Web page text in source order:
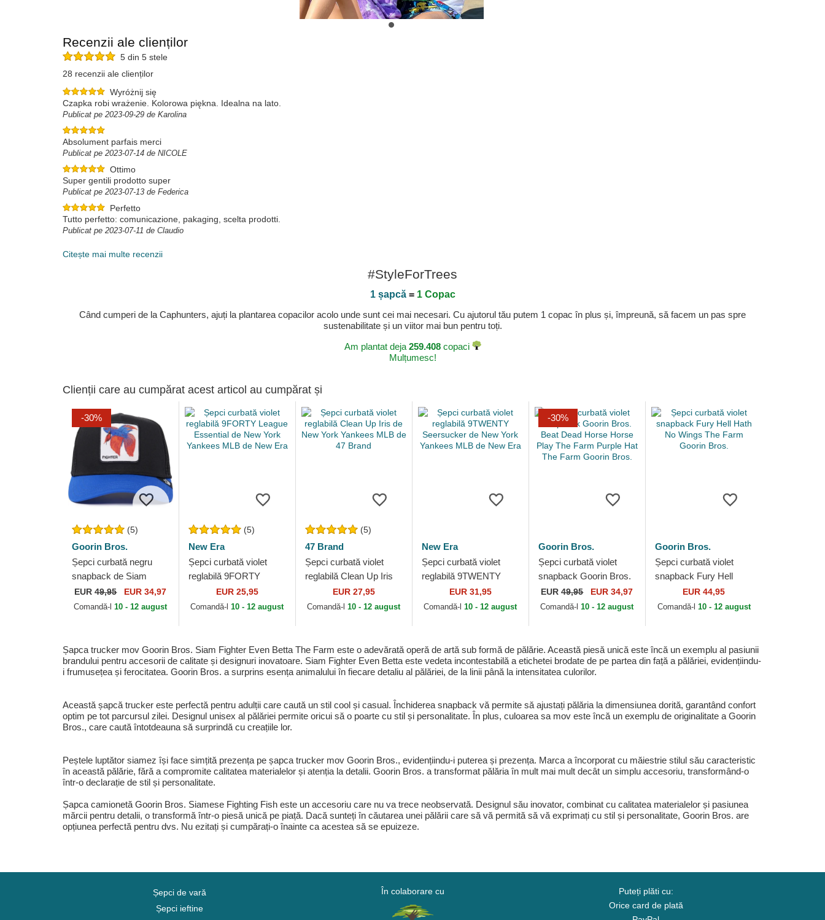
Recenzii ale clienților
5 din 5 stele
28 recenzii ale clienților
Wyróżnij się
Czapka robi wrażenie. Kolorowa piękna. Idealna na lato.
Publicat pe 2023-09-29 de Karolina
Absolument parfais merci
Publicat pe 2023-07-14 de NICOLE
Ottimo
Super gentili prodotto super
Publicat pe 2023-07-13 de Federica
Perfetto
Tutto perfetto: comunicazione, pakaging, scelta prodotti.
Publicat pe 2023-07-11 de Claudio
Citește mai multe recenzii
#StyleForTrees
1 șapcă= 1 Copac
Când cumperi de la Caphunters, ajuți la plantarea copacilor acolo unde sunt cei mai necesari. Cu ajutorul tău putem 1 copac în plus și, împreună, să facem un pas spre
sustenabilitate și un viitor mai bun pentru toți.
Am plantat deja 259.408copaci
Mulțumesc!
Clienții care au cumpărat acest articol au cumpărat și
-30%
(5)
Goorin Bros.
Șepci curbată negru
snapback de Siam
Fighter The Farm
Premium The Farm
EUR49,95 EUR 34,97
Comandă-l10 - 12 august
(5)
New Era
Șepci curbată violet
reglabilă 9FORTY
League Essential de
New York Yankees
EUR 25,95
Comandă-l10 - 12 august
(5)
47 Brand
Șepci curbată violet
reglabilă Clean Up Iris
de New York Yankees
MLB de 47 Brand
EUR 27,95
Comandă-l10 - 12 august
New Era
Șepci curbată violet
reglabilă 9TWENTY
Seersucker de New
York Yankees MLB de
EUR 31,95
Comandă-l10 - 12 august
-30%
Goorin Bros.
Șepci curbată violet
snapback Goorin Bros.
Beat Dead Horse Horse
Play The Farm Purple
EUR49,95 EUR 34,97
Comandă-l10 - 12 august
Goorin Bros.
Șepci curbată violet
snapback Fury Hell
Hath No Wings The
Farm Goorin Bros.
EUR 44,95
Comandă-l 10 - 12 august
Șapca trucker mov Goorin Bros. Siam Fighter Even Betta The Farm este o adevărată operă de artă sub formă de pălărie. Această piesă unică este încă un exemplu al pasiunii
brandului pentru accesorii de calitate și designuri inovatoare. Siam Fighter Even Betta este vedeta incontestabilă a etichetei brodate de pe partea din față a pălăriei, evidențiindu-
i frumusețea și ferocitatea. Goorin Bros. a surprins esența animalului în fiecare detaliu al pălăriei, de la linii până la intensitatea culorilor.
Această șapcă trucker este perfectă pentru adulții care caută un stil cool și casual. Închiderea snapback vă permite să ajustați pălăria la dimensiunea dorită, garantând confort
optim pe tot parcursul zilei. Designul unisex al pălăriei permite oricui să o poarte cu stil și personalitate. În plus, culoarea sa mov este încă un exemplu de originalitate a Goorin
Bros., care caută întotdeauna să surprindă cu creațiile lor.
Peștele luptător siamez își face simțită prezența pe șapca trucker mov Goorin Bros., evidențiindu-i puterea și prezența. Marca a încorporat cu măiestrie stilul său caracteristic
în această pălărie, fără a compromite calitatea materialelor și atenția la detalii. Goorin Bros. a transformat pălăria în mult mai mult decât un simplu accesoriu, transformând-o
într-o declarație de stil și personalitate.
Șapca camionetă Goorin Bros. Siamese Fighting Fish este un accesoriu care nu va trece neobservată. Designul său inovator, combinat cu calitatea materialelor și pasiunea
mărcii pentru detalii, o transformă într-o piesă unică pe piață. Dacă sunteți în căutarea unei pălării care să vă permită să vă exprimați cu stil și personalitate, Goorin Bros. are
opțiunea perfectă pentru dvs. Nu ezitați și cumpărați-o înainte ca acestea să se epuizeze.
Șepci de vară
Șepci ieftine
În colaborare cu
Puteți plăti cu:
Orice card de plată